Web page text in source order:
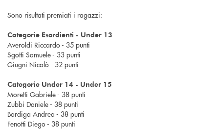
Sono risultati premiati i ragazzi:
Categorie Esordienti - Under 13
Averoldi Riccardo - 35 punti
Sgotti Samuele - 33 punti
Giugni Nicolò - 32 punti
Categorie Under 14 - Under 15
Moretti Gabriele - 38 punti
Zubbi Daniele - 38 punti
Bordiga Andrea - 38 punti
Fenotti Diego - 38 punti